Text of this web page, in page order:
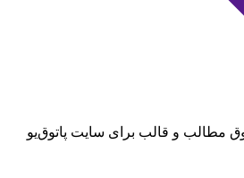
حقوق مطالب و قالب برای سایت پاتوق‌یو